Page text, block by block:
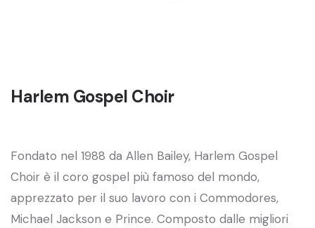
Harlem Gospel Choir
Fondato nel 1988 da Allen Bailey, Harlem Gospel
Choir è il coro gospel più famoso del mondo,
apprezzato per il suo lavoro con i Commodores,
Michael Jackson e Prince. Composto dalle migliori